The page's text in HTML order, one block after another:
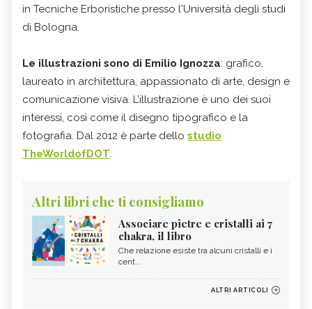
in Tecniche Erboristiche presso l'Università degli studi
di Bologna.
Le illustrazioni sono di Emilio Ignozza: grafico,
laureato in architettura, appassionato di arte, design e
comunicazione visiva. L’illustrazione è uno dei suoi
interessi, così come il disegno tipografico e la
fotografia. Dal 2012 è parte dello studio
TheWorldofDOT.
Altri libri che ti consigliamo
Associare pietre e cristalli ai 7
chakra, il libro
Che relazione esiste tra alcuni cristalli e i
cent...
ALTRI ARTICOLI